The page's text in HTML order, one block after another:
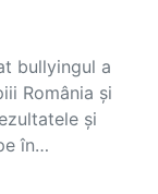
bullyingul a
România și
și
în…